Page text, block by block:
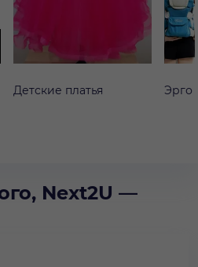
Детские платья Эрго
Next2U —